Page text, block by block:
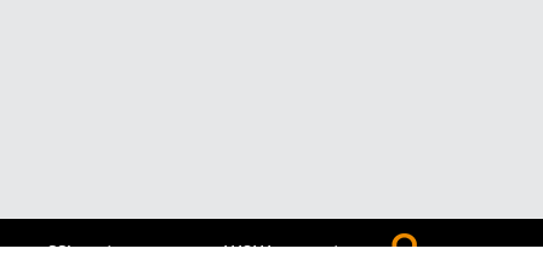
התשלום באתר WOW מאובטח בטכנולוגית SSL